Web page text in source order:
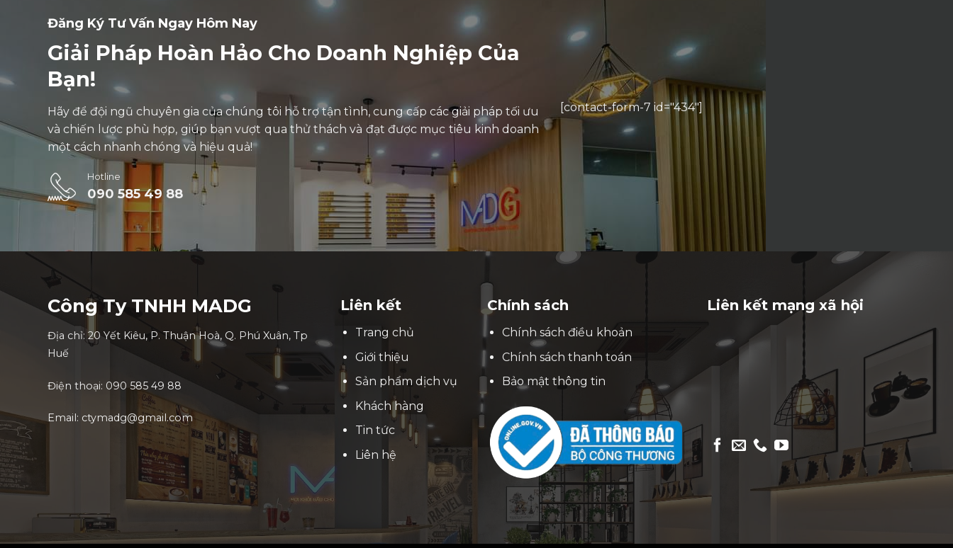
Đăng Ký Tư Vấn Ngay Hôm Nay
Giải Pháp Hoàn Hảo Cho Doanh Nghiệp Của
Bạn!
Hãy để đội ngũ chuyên gia của chúng tôi hỗ trợ tận tình, cung cấp các giải pháp tối ưu
và chiến lược phù hợp, giúp bạn vượt qua thử thách và đạt được mục tiêu kinh doanh
một cách nhanh chóng và hiệu quả!
Hotline
090 585 49 88
[contact-form-7 id="434"]
Công Ty TNHH MADG
Địa chỉ: 20 Yết Kiêu, P. Thuận Hoà, Q. Phú Xuân, Tp
Huế
Điện thoại: 090 585 49 88
Email: ctymadg@gmail.com
Liên kết
Trang chủ
Giới thiệu
Sản phẩm dịch vụ
Khách hàng
Tin tức
Liên hệ
Chính sách
Chính sách điều khoản
Chính sách thanh toán
Bảo mật thông tin
Liên kết mạng xã hội